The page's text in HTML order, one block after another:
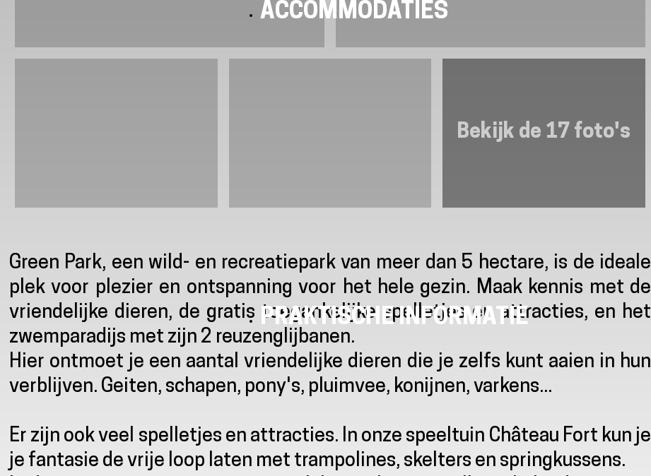
ACCOMMODATIES
PRAKTISCHE INFORMATIE
Bekijk de 17 foto's
Presentatie
Green Park, een wild- en recreatiepark van meer dan 5 hectare, is de ideale
plek voor plezier en ontspanning voor het hele gezin. Maak kennis met de
vriendelijke dieren, de gratis toegankelijke spelletjes en attracties, en het
zwemparadijs met zijn 2 reuzenglijbanen.
Hier ontmoet je een aantal vriendelijke dieren die je zelfs kunt aaien in hun
verblijven. Geiten, schapen, pony's, pluimvee, konijnen, varkens...
Er zijn ook veel spelletjes en attracties. In onze speeltuin Château Fort kun je
je fantasie de vrije loop laten met trampolines, skelters en springkussens.